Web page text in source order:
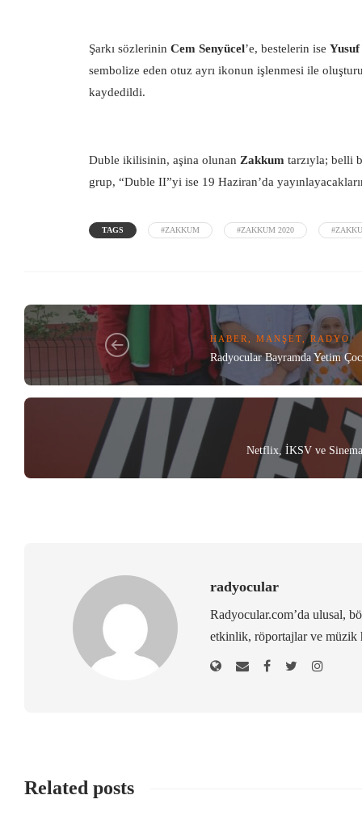
Şarkı sözlerinin Cem Senyücel’e, bestelerin ise
sembolize eden otuz ayrı ikonun işlenmesi ile
kaydedildi.
Duble ikilisinin, aşina olunan Zakkum tarzıyla; belli
grup, “Duble II”yi ise 19 Haziran’da
TAGS #ZAKKUM #ZAKKUM 2020
HABER MANŞET , RADYO
Radyocular Bayramda Yetim
Netflix, İKSV ve Sinema
radyocular
Radyocular.com’da ulusal,
etkinlik, röportajlar ve müzik
Related posts